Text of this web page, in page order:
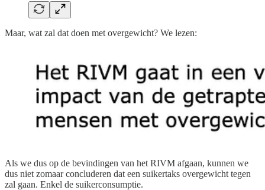
Maar, wat zal dat doen met overgewicht? We lezen:
Als we dus op de bevindingen van het RIVM afgaan, kunnen we
dus niet zomaar concluderen dat een suikertaks overgewicht tegen
zal gaan. Enkel de suikerconsumptie.